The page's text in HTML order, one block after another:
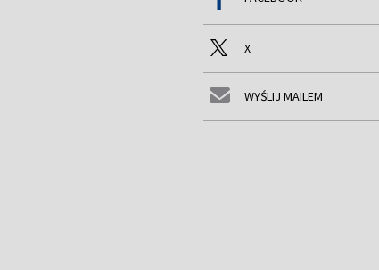
X
WYŚLIJ MAILEM